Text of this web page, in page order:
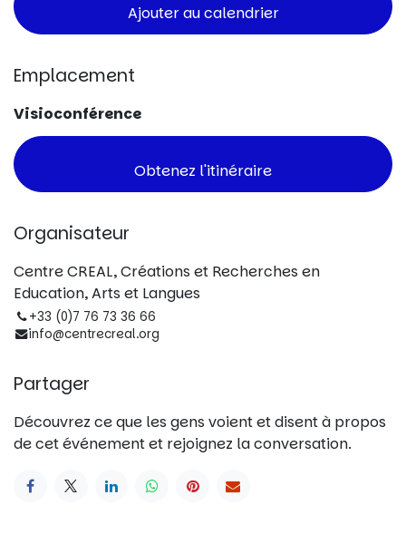
Ajouter au calendrier
Emplacement
Visioconférence
Obtenez l'itinéraire
Organisateur
Centre CREAL, Créations et Recherches en
Education, Arts et Langues
+33 (0)7 76 73 36 66
info@centrecreal.org
Partager
Découvrez ce que les gens voient et disent à propos
de cet événement et rejoignez la conversation.